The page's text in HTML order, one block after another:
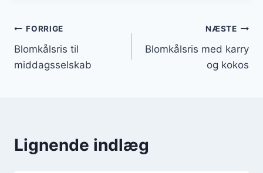
Indlægsnavigation
FORRIGE
Blomkålsris til
middagsselskab
NÆSTE
Blomkålsris med karry
og kokos
Lignende indlæg